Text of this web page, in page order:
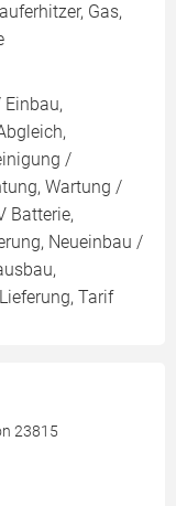
Gas,
/
Wartung /
Batterie,
Neueinbau /
Tarif
23815